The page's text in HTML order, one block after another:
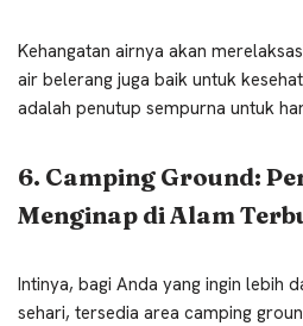
Kehangatan airnya akan
air belerang juga baik untuk
adalah penutup sempurna untuk
6. Camping Ground:
Menginap di Alam
Intinya, bagi Anda yang ingin lebih
sehari, tersedia area camping